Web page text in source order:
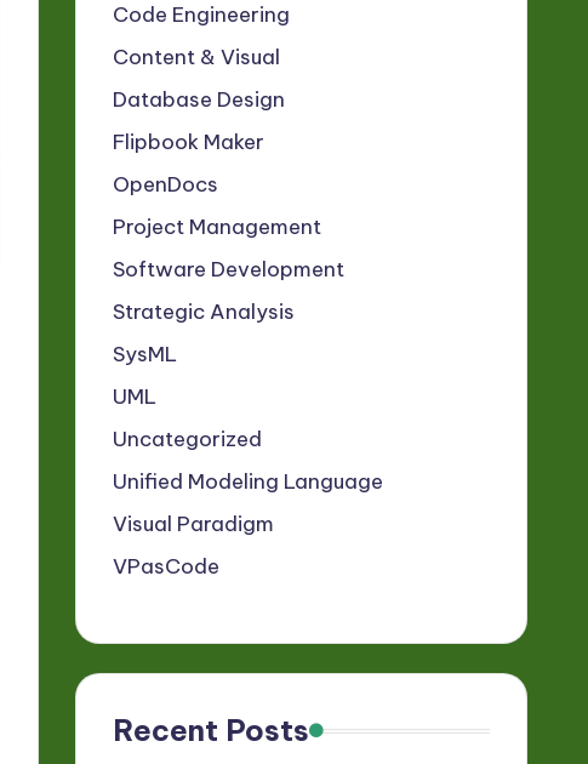
Code Engineering
Content & Visual
Database Design
Flipbook Maker
OpenDocs
Project Management
Software Development
Strategic Analysis
SysML
UML
Uncategorized
Unified Modeling Language
Visual Paradigm
VPasCode
Recent Posts